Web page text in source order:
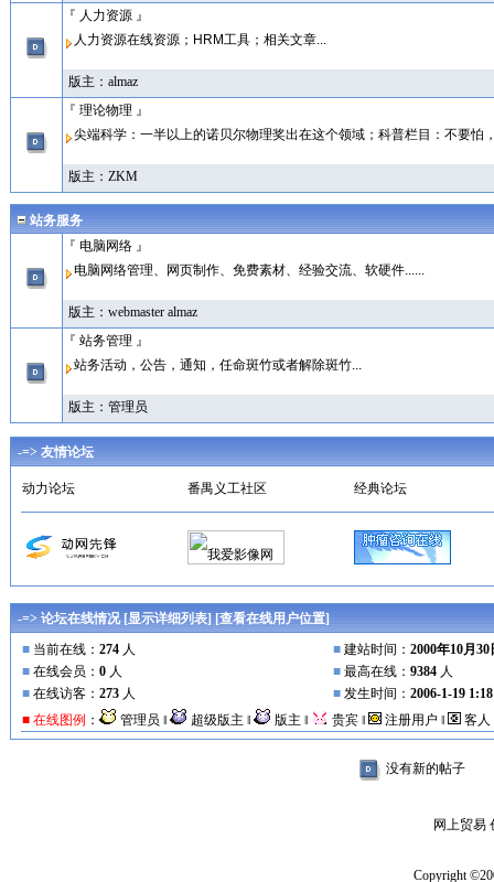
『 人力资源 』
人力资源在线资源；HRM工具；相关文章...
版主： almaz
『 理论物理 』
尖端科学：一半以上的诺贝尔物理奖出在这个领域；科普栏目：不要怕
版主： ZKM
站务服务
『 电脑网络 』
电脑网络管理、网页制作、免费素材、经验交流、软硬件......
版主： webmaster almaz
『 站务管理 』
站务活动，公告，通知，任命斑竹或者解除斑竹...
版主： 管理员
-=> 友情论坛
动力论坛 番禺义工社区 经典论坛
-=> 论坛在线情况 [显示详细列表] [查看在线用户位置]
■当前在线： 274人
■在线会员： 0人
■在线访客： 273人
■建站时间： 2000年10月30
■最高在线： 9384人
■发生时间： 2006-1-19
■ 在线图例 ： 管理员 ‖ 超级版主 ‖ 版主 ‖ 贵宾 ‖ 注册用户 ‖ 客人
没有新的帖子
网上贸易
Copyright